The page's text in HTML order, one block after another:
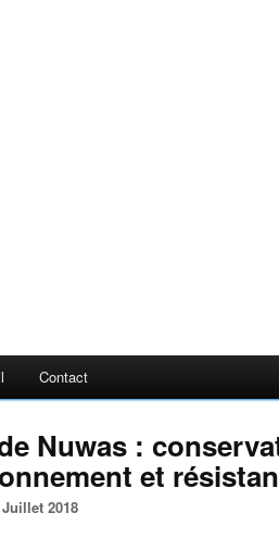
Contact
Nuwas :
et
Juillet 2018